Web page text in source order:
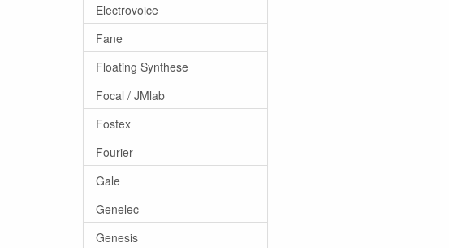
Electrovoice
Fane
Floating Synthese
Focal / JMlab
Fostex
Fourier
Gale
Genelec
Genesis